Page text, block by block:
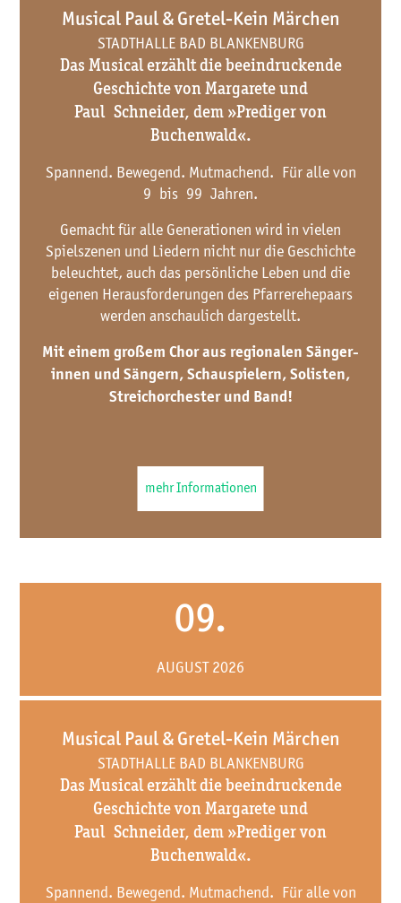
Musical Paul & Gretel-Kein Märchen
STADTHALLE BAD BLANKENBURG
Das Musical erzählt die beeindruckende
Geschichte von Margarete und
Paul Schneider, dem »Prediger von
Buchenwald«.
Spannend. Bewegend. Mutmachend. Für alle von
9 bis 99 Jahren.
Gemacht für alle Generationen wird in vielen
Spielszenen und Liedern nicht nur die Geschichte
beleuchtet, auch das persönliche Leben und die
eigenen Herausforderungen des Pfarrerehepaars
werden anschaulich dargestellt.
Mit einem großem Chor aus regionalen Sänger­
innen und Sängern, Schauspielern, Solisten,
Streichorchester und Band!
mehr Informationen
09.
AUGUST 2026
Musical Paul & Gretel-Kein Märchen
STADTHALLE BAD BLANKENBURG
Das Musical erzählt die beeindruckende
Geschichte von Margarete und
Paul Schneider, dem »Prediger von
Buchenwald«.
Spannend. Bewegend. Mutmachend. Für alle von